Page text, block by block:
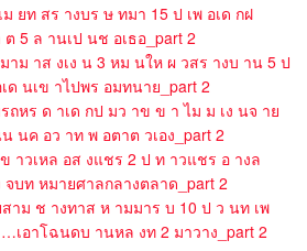
ม ยท สร างบร ษ ทมา 15 ป เพ อเด กฝ
5 ล านเป นช อเธอ_part 2
าม าส งเง น 3 หม นให ผ วสร างบ าน 5 ป
ด นเข าไปพร อมทนาย_part 2
ถหร ด าเด กป มว าข ข า ไม ม เง นจ าย
นค อว าท พ อตาต วเอง_part 2
าวเหล อส งแชร 2 ป ท าวแชร อ างล
บท หมายศาลกลางตลาด_part 2
สาม ช างทาส ห ามมาร บ 10 ป ว นท เพ
เอาโฉนดบ านหล งท 2 มาวาง_part 2